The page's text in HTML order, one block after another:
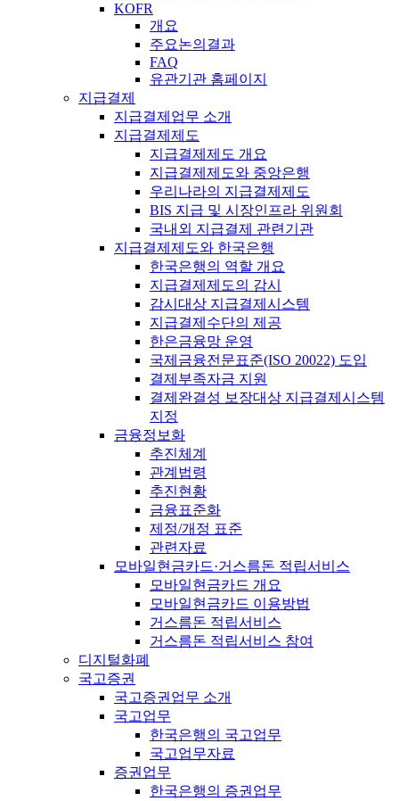
KOFR
개요
주요논의결과
FAQ
유관기관 홈페이지
지급결제
지급결제업무 소개
지급결제제도
지급결제제도 개요
지급결제제도와 중앙은행
우리나라의 지급결제제도
BIS 지급 및 시장인프라 위원회
국내외 지급결제 관련기관
지급결제제도와 한국은행
한국은행의 역할 개요
지급결제제도의 감시
감시대상 지급결제시스템
지급결제수단의 제공
한은금융망 운영
국제금융전문표준(ISO 20022) 도입
결제부족자금 지원
결제완결성 보장대상 지급결제시스템
지정
금융정보화
추진체계
관계법령
추진현황
금융표준화
제정/개정 표준
관련자료
모바일현금카드·거스름돈 적립서비스
모바일현금카드 개요
모바일현금카드 이용방법
거스름돈 적립서비스
거스름돈 적립서비스 참여
디지털화폐
국고증권
국고증권업무 소개
국고업무
한국은행의 국고업무
국고업무자료
증권업무
한국은행의 증권업무